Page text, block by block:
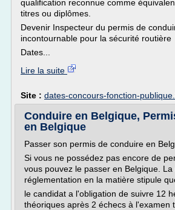
qualification reconnue comme
titres ou diplômes.
Devenir Inspecteur du permis de
incontournable pour la sécurité routière
Dates...
Lire la suite
Site : dates-concours-fonction-
Conduire en Belgique,
en Belgique
Passer son permis de conduire en
Si vous ne possédez pas encore de
vous pouvez le passer en Belgique. La
réglementation en la matière stipule
le candidat a l'obligation de suivre 12
théoriques après 2 échecs à l'examen